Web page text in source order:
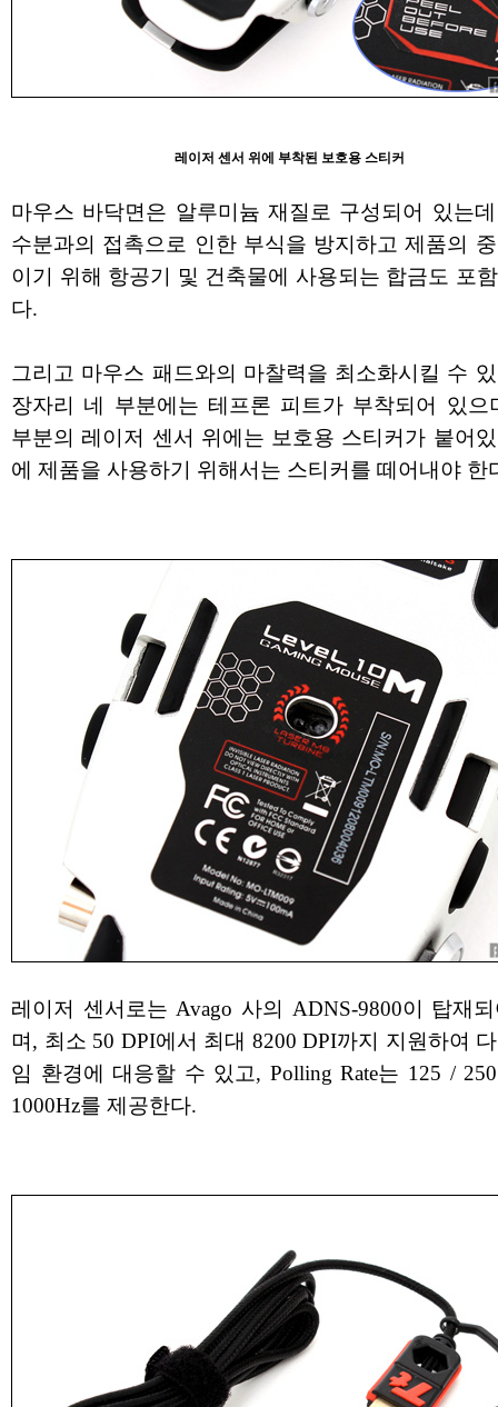
레이저 센서 위에 부착된 보호용 스티커
마우스 바닥면은 알루미늄 재질로 구성되어 있는
수분과의 접촉으로 인한 부식을 방지하고 제품의
이기 위해 항공기 및 건축물에 사용되는 합금도 포
다.
그리고 마우스 패드와의 마찰력을 최소화시킬 수
장자리 네 부분에는 테프론 피트가 부착되어 있으
부분의 레이저 센서 위에는 보호용 스티커가 붙어
에 제품을 사용하기 위해서는 스티커를 떼어내야 한
레이저 센서로는 Avago 사의 ADNS-9800이 탑재
며, 최소 50 DPI에서 최대 8200 DPI까지 지원하여
임 환경에 대응할 수 있고, Polling Rate는 125 /
1000Hz를 제공한다.